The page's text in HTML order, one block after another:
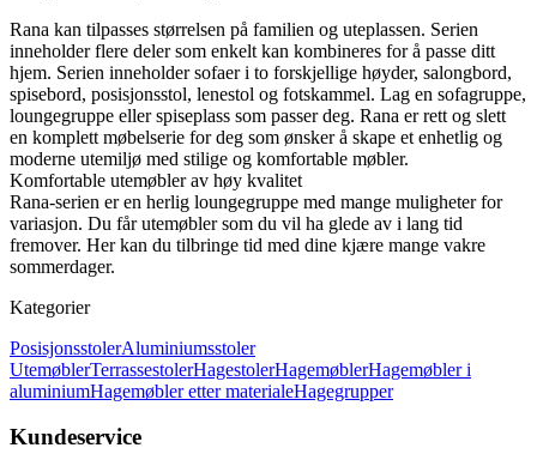
Rana kan tilpasses størrelsen på familien og uteplassen. Serien
inneholder flere deler som enkelt kan kombineres for å passe ditt
hjem. Serien inneholder sofaer i to forskjellige høyder, salongbord,
spisebord, posisjonsstol, lenestol og fotskammel. Lag en sofagruppe,
loungegruppe eller spiseplass som passer deg. Rana er rett og slett
en komplett møbelserie for deg som ønsker å skape et enhetlig og
moderne utemiljø med stilige og komfortable møbler.
Komfortable utemøbler av høy kvalitet
Rana-serien er en herlig loungegruppe med mange muligheter for
variasjon. Du får utemøbler som du vil ha glede av i lang tid
fremover. Her kan du tilbringe tid med dine kjære mange vakre
sommerdager.
Kategorier
PosisjonsstolerAluminiumsstoler
UtemøblerTerrassestolerHagestolerHagemøblerHagemøbler i
aluminiumHagemøbler etter materialeHagegrupper
Kundeservice